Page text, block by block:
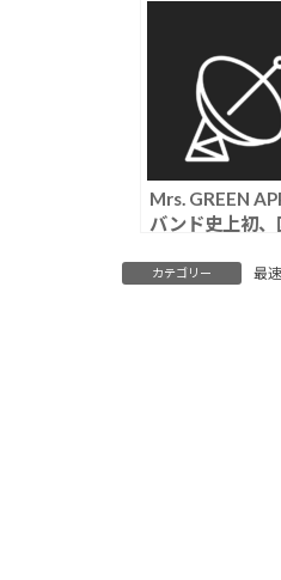
Mrs. GREEN
バンド史上初、
ツアー完走「本
カテゴリー 最